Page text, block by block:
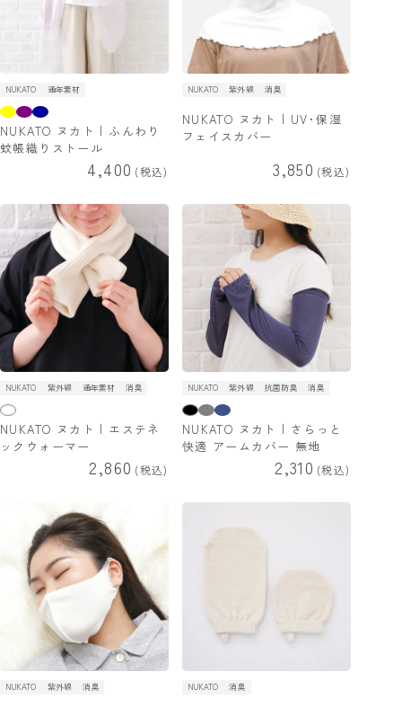
NUKATO 通年素材
NUKATO ヌカト | ふんわり
蚊帳織りストール
4,400 税込
NUKATO 紫外線 消臭
NUKATO ヌカト | UV･保湿
フェイスカバー
3,850 税込
NUKATO 紫外線 通年素材 消臭
NUKATO ヌカト | エステネ
ックウォーマー
2,860 税込
NUKATO 紫外線 抗菌防臭 消臭
NUKATO ヌカト | さらっと
快適 アームカバー 無地
2,310 税込
NUKATO 紫外線 消臭 NUKATO 消臭